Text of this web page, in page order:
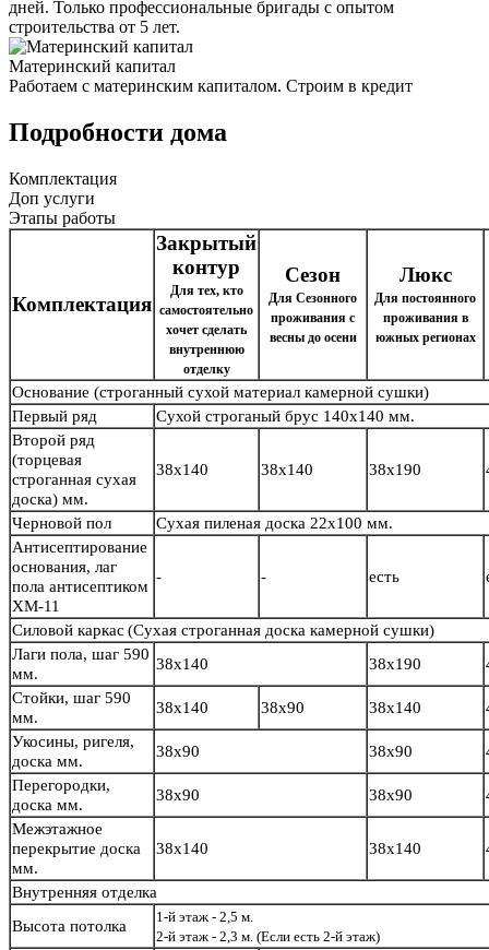
дней. Только профессиональные бригады с опытом
строительства от 5 лет.
Материнский капитал
Работаем с материнским капиталом. Строим в кредит
Подробности дома
Комплектация
Доп услуги
Этапы работы
Комплектация
Закрытый
контур
Для тех, кто
самостоятельно
хочет сделать
внутреннюю
отделку
Сезон
Для Сезонного
проживания с
весны до осени
Люкс
Для постоянного
проживания в
южных регионах
Основание (строганный сухой материал камерной сушки)
Первый ряд
Сухой строганый брус 140х140 мм.
Второй ряд
(торцевая
строганная сухая
доска) мм.
38х140 38х140 38х190
Черновой пол
Сухая пиленая доска 22х100 мм.
Антисептирование
основания, лаг
пола антисептиком
ХМ-11
- - есть
Силовой каркас(Сухая строганная доска камерной сушки)
Лаги пола, шаг 590
мм.
38х140 38х190
Стойки, шаг 590
мм.
38х140 38х90 38х140
Укосины, ригеля,
доска мм.
38х90 38х90
Перегородки,
доска мм.
38х90 38х90
Межэтажное
перекрытие доска
мм.
38х140 38х140
Внутренняя отделка
Высота потолка
1-й этаж - 2,5 м.
2-й этаж - 2,3 м. (Если есть 2-й этаж)